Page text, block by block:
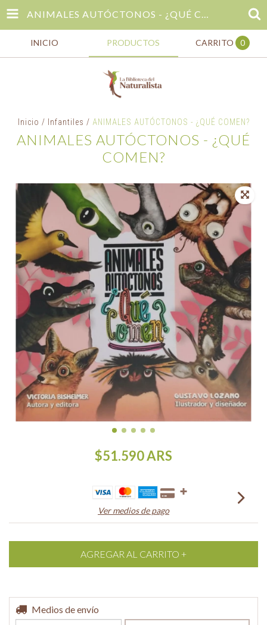
ANIMALES AUTÓCTONOS - ¿QUÉ COMEN?
INICIO PRODUCTOS CARRITO 0
Inicio / Infantiles / ANIMALES AUTÓCTONOS - ¿QUÉ COMEN?
ANIMALES AUTÓCTONOS - ¿QUÉ
COMEN?
$51.590ARS
Ver medios de pago
Entregas para el CP:
Medios de envío